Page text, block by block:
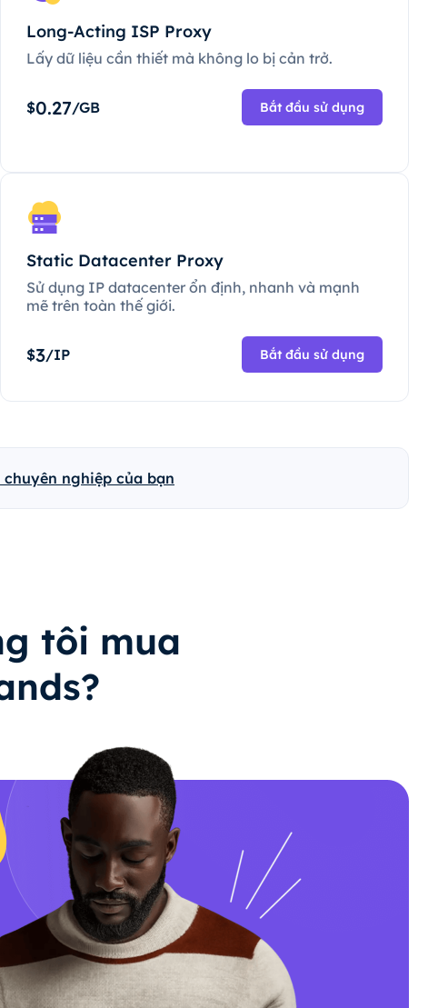
Long-Acting ISP Proxy
Lấy dữ liệu cần thiết mà không lo bị cản trở.
$0.27/GB Bắt đầu sử dụng
Static Datacenter Proxy
Sử dụng IP datacenter ổn định, nhanh và mạnh
mẽ trên toàn thế giới.
$3/IP Bắt đầu sử dụng
nghiệp của bạn
tôi mua